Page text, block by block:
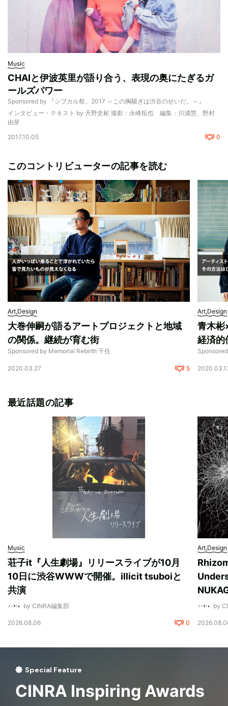
Music
CHAIと伊波英里が語り合う、表現の奥にたぎるガ
ールズパワー
Sponsored by 『シブカル祭。2017 ～この胸騒ぎは渋谷のせいだ。～』
インタビュー・テキスト by 天野史彬 撮影：永峰拓也 編集：川浦慧、野村
由芽
2017.10.05
0
このコントリビューターの記事を読む
Art,Design
大巻伸嗣が語るアートプロジェクトと地域
の関係。継続が育む街
Sponsored by Memorial Rebirth 千住
2020.03.27 5
Art,Design
青木彬
経済的
最近話題の記事
Music
荘子it『人生劇場』リリースライブが10月
10日に渋谷WWWで開催。illicit tsuboiと
共演
by CINRA編集部
2026.08.06 0
Art,Design
by
Special Feature
CINRA Inspiring Awards